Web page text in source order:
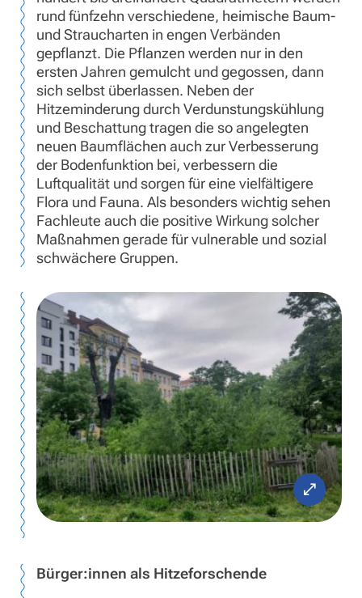
rund fünfzehn verschiedene, heimische Baum-
und Straucharten in engen Verbänden
gepflanzt. Die Pflanzen werden nur in den
ersten Jahren gemulcht und gegossen, dann
sich selbst überlassen. Neben der
Hitzeminderung durch Verdunstungskühlung
und Beschattung tragen die so angelegten
neuen Baumflächen auch zur Verbesserung
der Bodenfunktion bei, verbessern die
Luftqualität und sorgen für eine vielfältigere
Flora und Fauna. Als besonders wichtig sehen
Fachleute auch die positive Wirkung solcher
Maßnahmen gerade für vulnerable und sozial
schwächere Gruppen.
Bürger:innen als Hitzeforschende